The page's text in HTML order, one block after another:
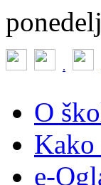
.
O
Kako
e-